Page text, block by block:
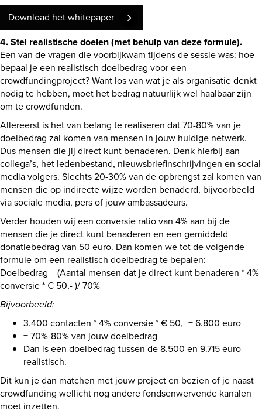
Download het whitepaper
4. Stel realistische doelen (met behulp van deze formule).
Een van de vragen die voorbijkwam tijdens de sessie was: hoe
bepaal je een realistisch doelbedrag voor een
crowdfundingproject? Want los van wat je als organisatie denkt
nodig te hebben, moet het bedrag natuurlijk wel haalbaar zijn
om te crowdfunden.
Allereerst is het van belang te realiseren dat 70-80% van je
doelbedrag zal komen van mensen in jouw huidige netwerk.
Dus mensen die jij direct kunt benaderen. Denk hierbij aan
collega’s, het ledenbestand, nieuwsbriefinschrijvingen en social
media volgers. Slechts 20-30% van de opbrengst zal komen van
mensen die op indirecte wijze worden benaderd, bijvoorbeeld
via sociale media, pers of jouw ambassadeurs.
Verder houden wij een conversie ratio van 4% aan bij de
mensen die je direct kunt benaderen en een gemiddeld
donatiebedrag van 50 euro. Dan komen we tot de volgende
formule om een realistisch doelbedrag te bepalen:
Doelbedrag = (Aantal mensen dat je direct kunt benaderen * 4%
conversie * € 50,- )/ 70%
Bijvoorbeeld:
3.400 contacten * 4% conversie * € 50,- = 6.800 euro
= 70%-80% van jouw doelbedrag
Dan is een doelbedrag tussen de 8.500 en 9.715 euro
realistisch.
Dit kun je dan matchen met jouw project en bezien of je naast
crowdfunding wellicht nog andere fondsenwervende kanalen
moet inzetten.